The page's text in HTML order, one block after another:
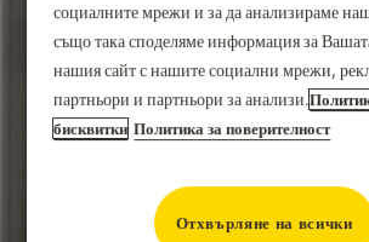
социалните мрежи и за да анализираме
също така споделяме информация за
нашия сайт с нашите социални мрежи,
партньори и партньори за анализи.
бисквитки Политика за поверителност
Отхвърляне на всички